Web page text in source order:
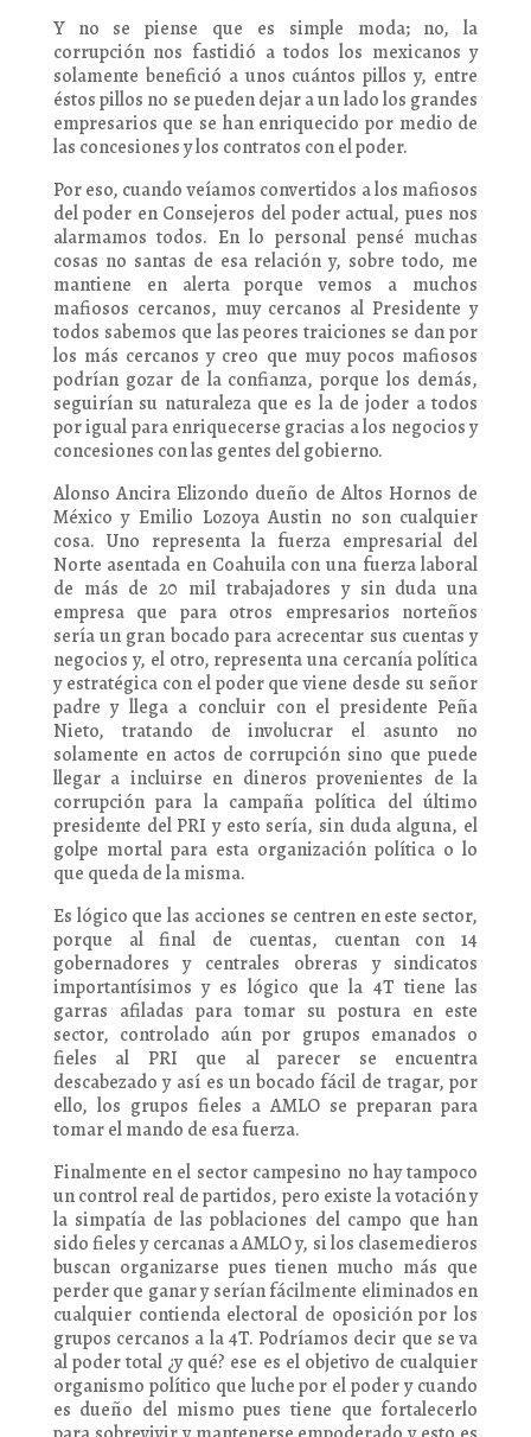
Y no se piense que es simple moda; no, la
corrupción nos fastidió a todos los mexicanos y
solamente benefició a unos cuántos pillos y, entre
éstos pillos no se pueden dejar a un lado los grandes
empresarios que se han enriquecido por medio de
las concesiones y los contratos con el poder.
Por eso, cuando veíamos convertidos a los mafiosos
del poder en Consejeros del poder actual, pues nos
alarmamos todos. En lo personal pensé muchas
cosas no santas de esa relación y, sobre todo, me
mantiene en alerta porque vemos a muchos
mafiosos cercanos, muy cercanos al Presidente y
todos sabemos que las peores traiciones se dan por
los más cercanos y creo que muy pocos mafiosos
podrían gozar de la confianza, porque los demás,
seguirían su naturaleza que es la de joder a todos
por igual para enriquecerse gracias a los negocios y
concesiones con las gentes del gobierno.
Alonso Ancira Elizondo dueño de Altos Hornos de
México y Emilio Lozoya Austin no son cualquier
cosa. Uno representa la fuerza empresarial del
Norte asentada en Coahuila con una fuerza laboral
de más de 20 mil trabajadores y sin duda una
empresa que para otros empresarios norteños
sería un gran bocado para acrecentar sus cuentas y
negocios y, el otro, representa una cercanía política
y estratégica con el poder que viene desde su señor
padre y llega a concluir con el presidente Peña
Nieto, tratando de involucrar el asunto no
solamente en actos de corrupción sino que puede
llegar a incluirse en dineros provenientes de la
corrupción para la campaña política del último
presidente del PRI y esto sería, sin duda alguna, el
golpe mortal para esta organización política o lo
que queda de la misma.
Es lógico que las acciones se centren en este sector,
porque al final de cuentas, cuentan con 14
gobernadores y centrales obreras y sindicatos
importantísimos y es lógico que la 4T tiene las
garras afiladas para tomar su postura en este
sector, controlado aún por grupos emanados o
fieles al PRI que al parecer se encuentra
descabezado y así es un bocado fácil de tragar, por
ello, los grupos fieles a AMLO se preparan para
tomar el mando de esa fuerza.
Finalmente en el sector campesino no hay tampoco
un control real de partidos, pero existe la votación y
la simpatía de las poblaciones del campo que han
sido fieles y cercanas a AMLO y, si los clasemedieros
buscan organizarse pues tienen mucho más que
perder que ganar y serían fácilmente eliminados en
cualquier contienda electoral de oposición por los
grupos cercanos a la 4T. Podríamos decir que se va
al poder total ¿y qué? ese es el objetivo de cualquier
organismo político que luche por el poder y cuando
es dueño del mismo pues tiene que fortalecerlo